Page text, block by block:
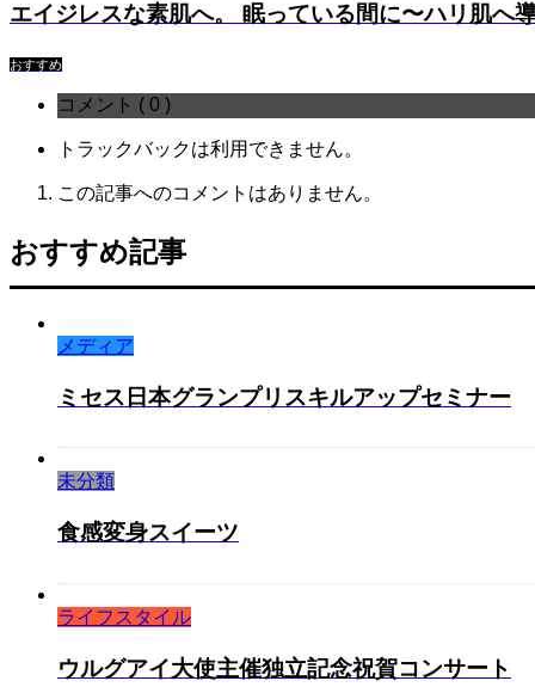
エイジレスな素肌へ。 眠っている間に〜ハリ肌へ
おすすめ
コメント ( 0 )
トラックバックは利用できません。
この記事へのコメントはありません。
おすすめ記事
メディア
ミセス日本グランプリスキルアップセミナー
未分類
食感変身スイーツ
ライフスタイル
ウルグアイ大使主催独立記念祝賀コンサート